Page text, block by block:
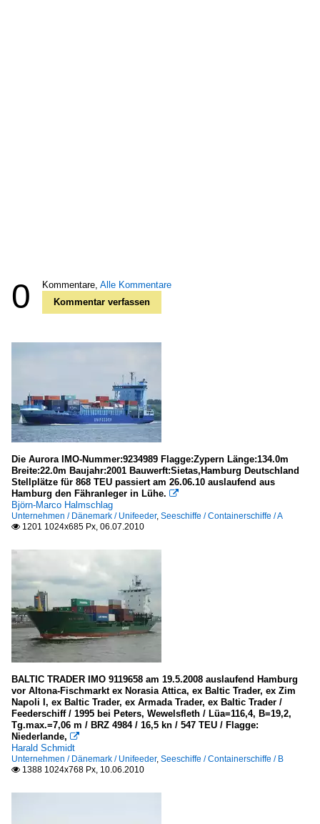
0 Kommentare, Alle Kommentare
Kommentar verfassen
Die Aurora IMO-Nummer:9234989 Flagge:Zypern Länge:134.0m
Breite:22.0m Baujahr:2001 Bauwerft:Sietas,Hamburg Deutschland
Stellplätze für 868 TEU passiert am 26.06.10 auslaufend aus
Hamburg den Fähranleger in Lühe. 
Björn-Marco Halmschlag
Unternehmen / Dänemark / Unifeeder, Seeschiffe / Containerschiffe / A
 1201 1024x685 Px, 06.07.2010
BALTIC TRADER IMO 9119658 am 19.5.2008 auslaufend Hamburg
vor Altona-Fischmarkt ex Norasia Attica, ex Baltic Trader, ex Zim
Napoli I, ex Baltic Trader, ex Armada Trader, ex Baltic Trader /
Feederschiff / 1995 bei Peters, Wewelsfleth / Lüa=116,4, B=19,2,
Tg.max.=7,06 m / BRZ 4984 / 16,5 kn / 547 TEU / Flagge:
Niederlande, 
Harald Schmidt
Unternehmen / Dänemark / Unifeeder, Seeschiffe / Containerschiffe / B
 1388 1024x768 Px, 10.06.2010